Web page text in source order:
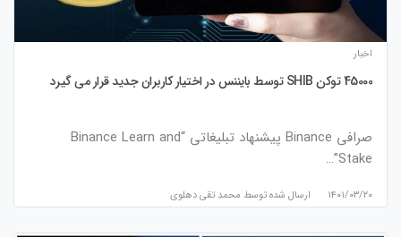
اخبار
45000 توکن SHIB توسط بایننس در اختیار کاربران جدید قرار می گیرد
صرافی Binance پیشنهاد تبلیغاتی “Binance Learn and
Stake”…
۱۴۰۱/۰۳/۲۰ ارسال شده توسط محمد تقی دهلوی